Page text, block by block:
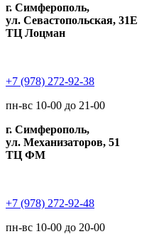
г. Симферополь,
ул. Севастопольская, 31Е
ТЦ Лоцман
+7 (978) 272-92-38
пн-вс 10-00 до 21-00
г. Симферополь,
ул. Механизаторов, 51
ТЦ ФМ
+7 (978) 272-92-48
пн-вс 10-00 до 20-00